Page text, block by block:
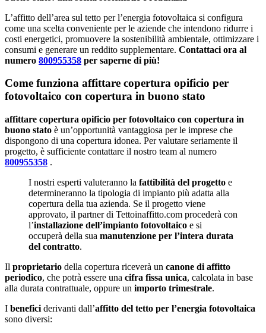
L’affitto dell’area sul tetto per l’energia fotovoltaica si configura
come una scelta conveniente per le aziende che intendono ridurre i
costi energetici, promuovere la sostenibilità ambientale, ottimizzare i
consumi e generare un reddito supplementare. Contattaci ora al
numero 800955358 per saperne di più!
Come funziona affittare copertura opificio per
fotovoltaico con copertura in buono stato
affittare copertura opificio per fotovoltaico con copertura in
buono stato è un’opportunità vantaggiosa per le imprese che
dispongono di una copertura idonea. Per valutare seriamente il
progetto, è sufficiente contattare il nostro team al numero
800955358 .
I nostri esperti valuteranno la fattibilità del progetto e
determineranno la tipologia di impianto più adatta alla
copertura della tua azienda. Se il progetto viene
approvato, il partner di Tettoinaffitto.com procederà con
l’installazione dell’impianto fotovoltaico e si
occuperà della sua manutenzione per l’intera durata
del contratto.
Il proprietario della copertura riceverà un canone di affitto
periodico, che potrà essere una cifra fissa unica, calcolata in base
alla durata contrattuale, oppure un importo trimestrale.
I benefici derivanti dall’affitto del tetto per l’energia fotovoltaica
sono diversi: